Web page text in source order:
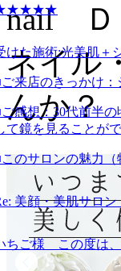
nail Ｄ
ネイル
んか？
けた施術:光美肌＋
来店のきっかけ：
感想： 30代前半
て鏡を見ることがで
のサロンの魅力（
美顔・美肌サロ
ちご様 この度は、